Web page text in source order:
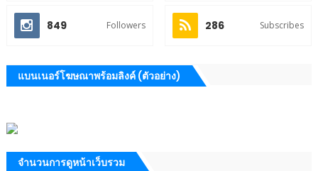
849 Followers 286 Subscribes
แบนเนอร์โฆษณาพร้อมลิงค์ (ตัวอย่าง)
จำนวนการดูหน้าเว็บรวม